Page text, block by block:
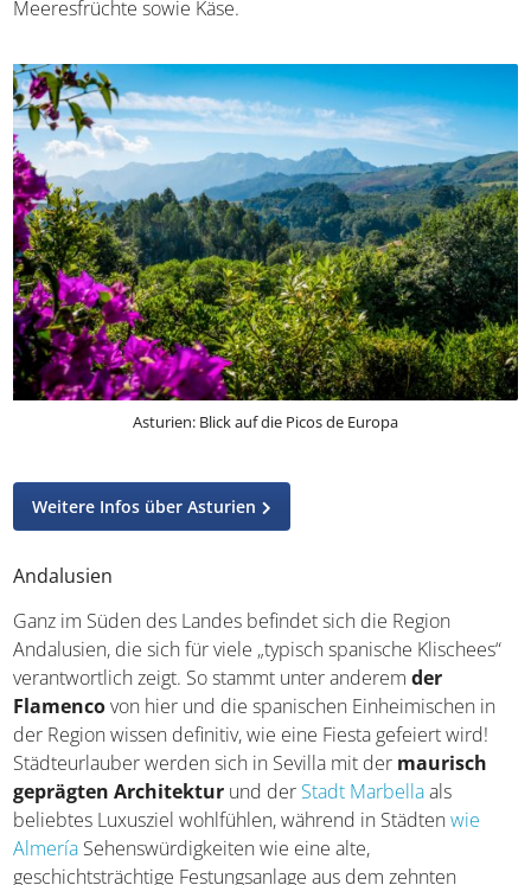
Asturien: Blick auf die Picos de Europa
Ganz im Süden des Landes befindet sich die Region
Andalusien, die sich für viele „typisch spanische
Klischees“ verantwortlich zeigt. So stammt unter anderem
der Flamencovon hier und die spanischen
Einheimischen in der Region wissen definitiv, wie eine
Fiesta gefeiert wird! Städteurlauber werden sich in Sevilla
mit dermaurisch geprägten Architekturund der
Stadt Marbellaals beliebtes Luxusziel wohlfühlen,
während in Städtenwie AlmeríaSehenswürdigkeiten wie
eine alte, geschichtsträchtige Festungsanlage aus dem
zehnten Jahrhundert locken.